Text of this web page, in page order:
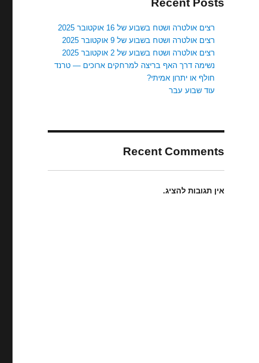
Recent Posts
רצים אולטרה ושטח בשבוע של 16 אוקטובר 2025
רצים אולטרה ושטח בשבוע של 9 אוקטובר 2025
רצים אולטרה ושטח בשבוע של 2 אוקטובר 2025
נשימה דרך האף בריצה למרחקים ארוכים — טרנד
חולף או יתרון אמיתי?
עוד שבוע עבר
Recent Comments
אין תגובות להציג.